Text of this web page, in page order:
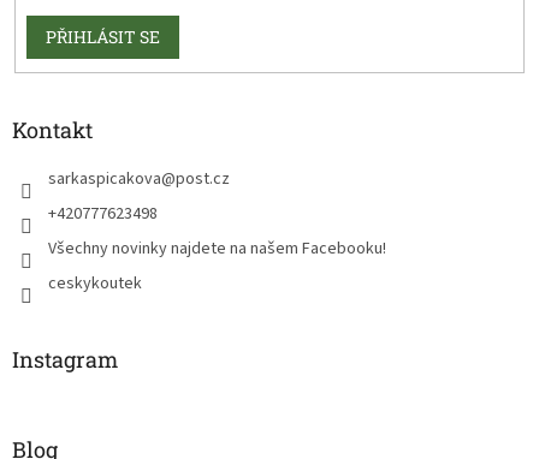
PŘIHLÁSIT SE
Kontakt
sarkaspicakova@post.cz
+420777623498
Všechny novinky najdete na našem Facebooku!
ceskykoutek
Instagram
Blog